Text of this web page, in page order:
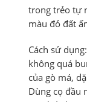
trong trẻo tự
màu đỏ đất
Cách sử
không quá
của gò má,
Dùng cọ đầu